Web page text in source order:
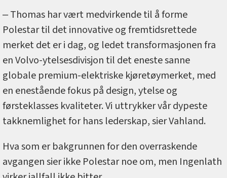
‒ Thomas har vært medvirkende til å forme
Polestar til det innovative og fremtidsrettede
merket det er i dag, og ledet transformasjonen fra
en Volvo-ytelsesdivisjon til det eneste sanne
globale premium-elektriske kjøretøymerket, med
en enestående fokus på design, ytelse og
førsteklasses kvaliteter. Vi uttrykker vår dypeste
takknemlighet for hans lederskap, sier Vahland.
Hva som er bakgrunnen for den overraskende
avgangen sier ikke Polestar noe om, men Ingenlath